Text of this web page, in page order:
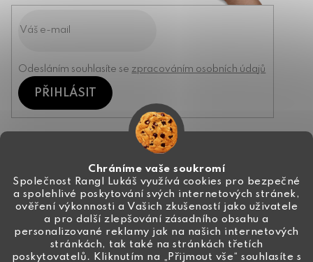
Chráníme vaše soukromí
Společnost Rangl Lukáš využívá cookies pro bezpečné
a spolehlivé poskytování svých internetových stránek,
ověření výkonnosti a Vašich zkušeností jako uživatele
a pro další zlepšování zásadního obsahu a
personalizované reklamy jak na našich internetových
stránkách, tak také na stránkách třetích
poskytovatelů. Kliknutím na „Přijmout vše“ souhlasíte s
Odesláním souhlasíte se zpracováním osobních údajů
PŘIHLÁSIT
info@ceske-koralky.cz
+420 774 444 191